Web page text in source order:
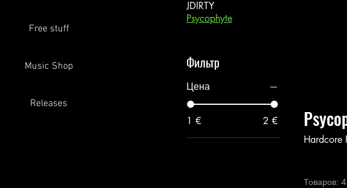
JDIRTY
Psycophyte
Фильтр
Цена
1 € 2 €
Hardcore
Товаров: 4
Free stuff
Music Shop
Releases